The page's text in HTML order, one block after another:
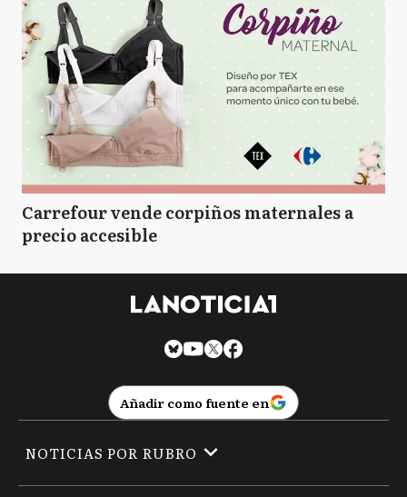
Carrefour vende corpiños maternales a
precio accesible
Añadir como fuente en
NOTICIAS POR RUBRO